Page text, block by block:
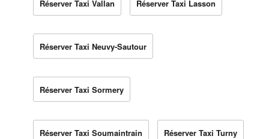
Réserver Taxi Vallan Réserver Taxi Lasson
Réserver Taxi Neuvy-Sautour
Réserver Taxi Sormery
Réserver Taxi Soumaintrain Réserver Taxi Turny